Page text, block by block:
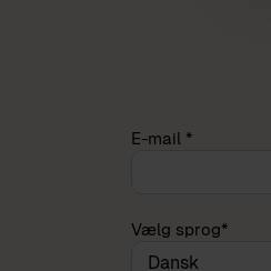
E-mail *
Vælg sprog*